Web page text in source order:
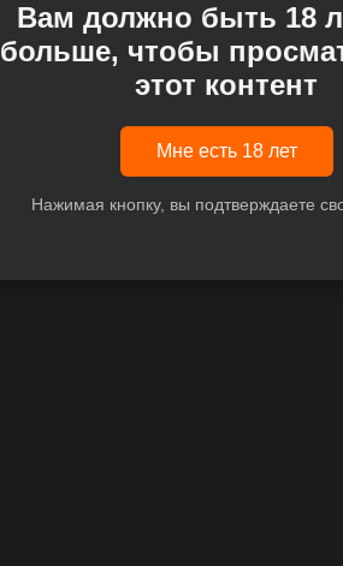
Вам должно быть 18
больше, чтобы
этот контент
Мне есть 18 лет
Нажимая кнопку, вы подтверждаете